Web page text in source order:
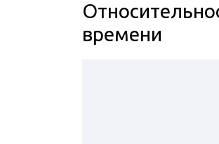
времени